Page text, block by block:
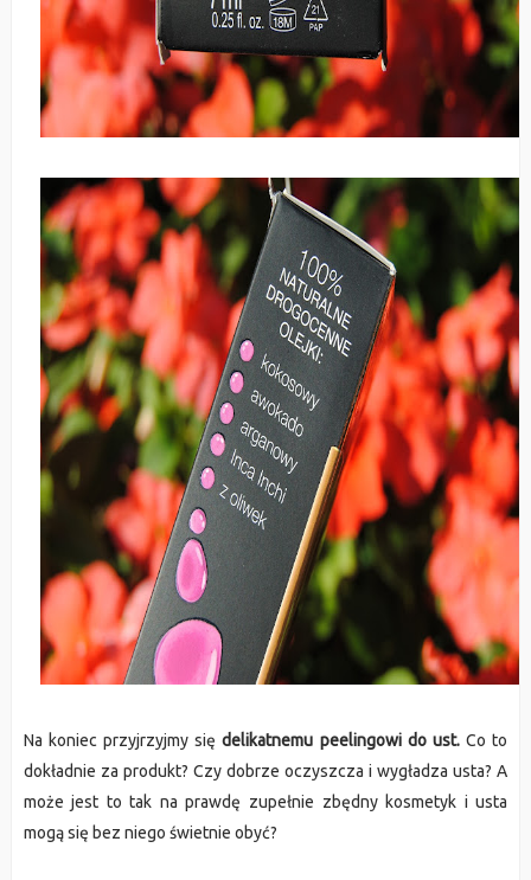
Na koniec przyjrzyjmy siędelikatnemu peelingowi do ust. Co to
dokładnie za produkt? Czy dobrze oczyszcza i wygładza usta? A
może jest to tak na prawdę zupełnie zbędny kosmetyk i usta
mogą się bez niego świetnie obyć?